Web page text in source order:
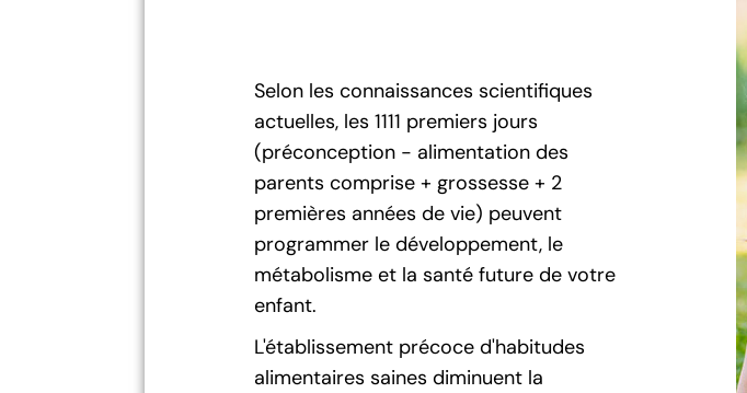
Selon les connaissances scientifiques
actuelles, les 1111 premiers jours
(préconception - alimentation des
parents comprise + grossesse + 2
premières années de vie) peuvent
programmer le développement, le
métabolisme et la santé future de votre
enfant.
L'établissement précoce d'habitudes
alimentaires saines diminuent la